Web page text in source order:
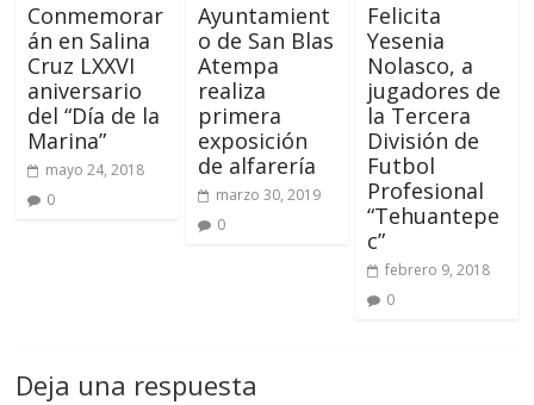
Conmemorar
án en Salina
Cruz LXXVI
aniversario
del “Día de la
Marina”
mayo 24, 2018
0
Ayuntamient
o de San Blas
Atempa
realiza
primera
exposición
de alfarería
marzo 30, 2019
0
Felicita
Yesenia
Nolasco, a
jugadores de
la Tercera
División de
Futbol
Profesional
“Tehuantepe
c”
febrero 9, 2018
0
Deja una respuesta